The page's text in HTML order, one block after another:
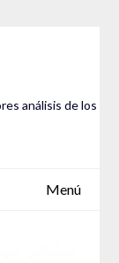
análisis de los
Menú